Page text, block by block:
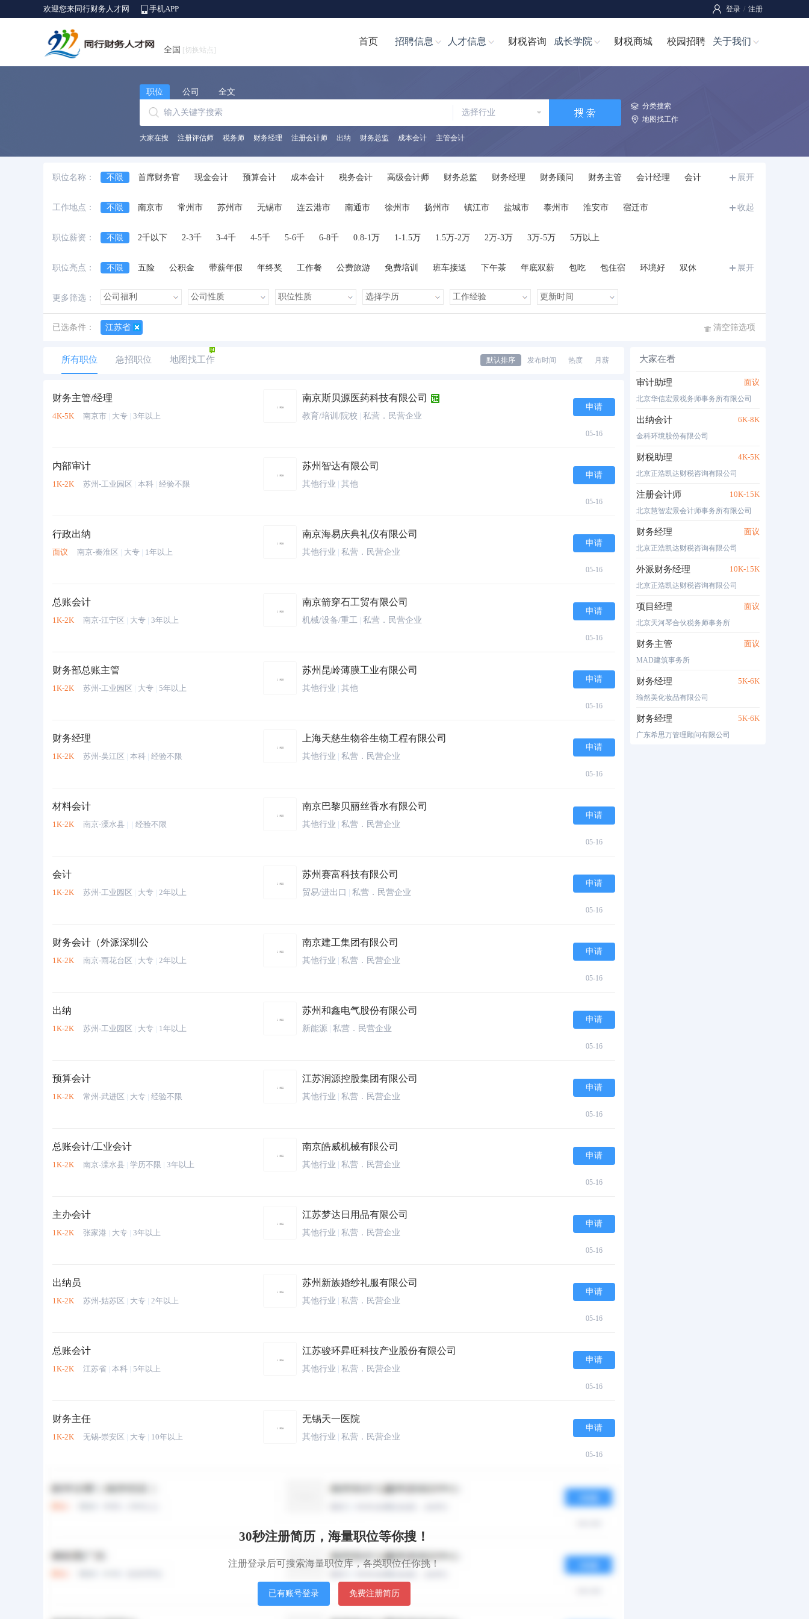
欢迎您来同行财务人才网 手机APP 登录 / 注册
全国 [切换站点]
首页 招聘信息 人才信息 财税咨询 成长学院 财税商城 校园招聘 关于我们
职位 公司 全文
选择行业
分类搜索
地图找工作
大家在搜 注册评估师 税务师 财务经理 注册会计师 出纳 财务总监 成本会计 主管会计
职位名称： 不限 首席财务官 现金会计 预算会计 成本会计 税务会计 高级会计师 财务总监 财务经理 财务顾问 财务主管 会计经理
会计
中级会计师
审计经理/主管 审计专员/助理 税务经理 税务专员/助理 统计员 其他职位
展开
工作地点： 不限 南京市 常州市 苏州市 无锡市 连云港市 南通市 徐州市 扬州市 镇江市 盐城市 泰州市 淮安市 宿迁市 收起
职位薪资： 不限 2千以下 2-3千 3-4千 4-5千 5-6千 6-8千 0.8-1万 1-1.5万 1.5万-2万 2万-3万 3万-5万 5万以上
职位亮点： 不限 五险 公积金 带薪年假 年终奖 工作餐 公费旅游 免费培训 班车接送 下午茶 年底双薪 包吃 包住宿 环境好
双休
展开
更多筛选：
已选条件： 江苏省 清空筛选项
所有职位 急招职位 地图找工作 默认排序 发布时间 热度 月薪
财务主管/经理
4K-5K 南京市 | 大专 | 3年以上
南京斯贝源医药科技有限公司
教育/培训/院校 私营．民营企业
申请
05-16
内部审计
1K-2K 苏州-工业园区 | 本科 | 经验不限
苏州智达有限公司
其他行业 其他
申请
05-16
行政出纳
面议 南京-秦淮区 | 大专 | 1年以上
南京海易庆典礼仪有限公司
其他行业 私营．民营企业
申请
05-16
总账会计
1K-2K 南京-江宁区 | 大专 | 3年以上
南京箭穿石工贸有限公司
机械/设备/重工 私营．民营企业
申请
05-16
财务部总账主管
1K-2K 苏州-工业园区 | 大专 | 5年以上
苏州昆岭薄膜工业有限公司
其他行业 其他
申请
05-16
财务经理
1K-2K 苏州-吴江区 | 本科 | 经验不限
上海天慈生物谷生物工程有限公司
其他行业 私营．民营企业
申请
05-16
材料会计
1K-2K 南京-溧水县 | | 经验不限
南京巴黎贝丽丝香水有限公司
其他行业 私营．民营企业
申请
05-16
会计
1K-2K 苏州-工业园区 | 大专 | 2年以上
苏州赛富科技有限公司
贸易/进出口 私营．民营企业
申请
05-16
财务会计（外派深圳公
1K-2K 南京-雨花台区 | 大专 | 2年以上
南京建工集团有限公司
其他行业 私营．民营企业
申请
05-16
出纳
1K-2K 苏州-工业园区 | 大专 | 1年以上
苏州和鑫电气股份有限公司
新能源 私营．民营企业
申请
05-16
预算会计
1K-2K 常州-武进区 | 大专 | 经验不限
江苏润源控股集团有限公司
其他行业 私营．民营企业
申请
05-16
总账会计/工业会计
1K-2K 南京-溧水县 | 学历不限 | 3年以上
南京皓威机械有限公司
其他行业 私营．民营企业
申请
05-16
主办会计
1K-2K 张家港 | 大专 | 3年以上
江苏梦达日用品有限公司
其他行业 私营．民营企业
申请
05-16
出纳员
1K-2K 苏州-姑苏区 | 大专 | 2年以上
苏州新族婚纱礼服有限公司
其他行业 私营．民营企业
申请
05-16
总账会计
1K-2K 江苏省 | 本科 | 5年以上
江苏骏环昇旺科技产业股份有限公司
其他行业 私营．民营企业
申请
05-16
财务主任
1K-2K 无锡-崇安区 | 大专 | 10年以上
无锡天一医院
其他行业 私营．民营企业
申请
05-16
主办会计 南京金盛田集团有限公司
财务人员 南京轮廓服饰有限公司
30秒注册简历，海量职位等你搜！
注册登录后可搜索海量职位库，各类职位任你挑！
已有账号登录 免费注册简历
大家在看
审计助理 面议
北京华信宏景税务师事务所有限公司
出纳会计 6K-8K
金科环境股份有限公司
财税助理 4K-5K
北京正浩凯达财税咨询有限公司
注册会计师 10K-15K
北京慧智宏景会计师事务所有限公司
财务经理 面议
北京正浩凯达财税咨询有限公司
外派财务经理 10K-15K
北京正浩凯达财税咨询有限公司
项目经理 面议
北京天河琴合伙税务师事务所
财务主管 面议
MAD建筑事务所
财务经理 5K-6K
瑜然美化妆品有限公司
财务经理 5K-6K
广东希思万管理顾问有限公司